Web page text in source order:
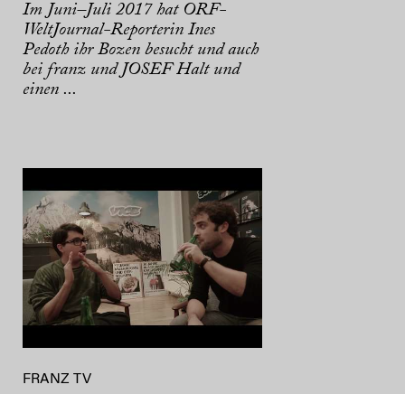
Im Juni–Juli 2017 hat ORF-
WeltJournal-Reporterin Ines
Pedoth ihr Bozen besucht und auch
bei franz und JOSEF Halt und
einen ...
FRANZ TV